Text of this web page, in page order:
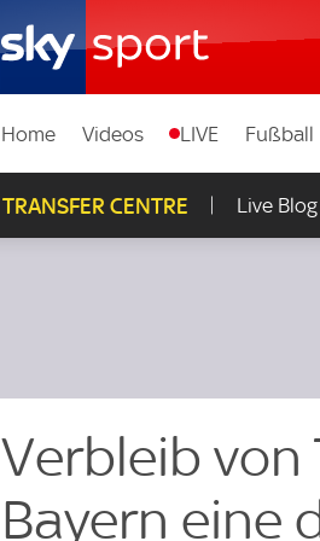
Home Videos LIVE Fußball
TRANSFER CENTRE Live Blog
Verbleib von
Bayern eine